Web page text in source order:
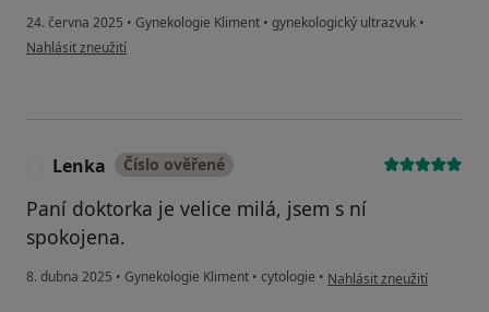
24. června 2025 • Gynekologie Kliment • gynekologický ultrazvuk •
podle názoru uživatele Váš účet byl odstraněn
Nahlásit zneužití
Lenka Číslo ověřené
Paní doktorka je velice milá, jsem s ní
spokojena.
8. dubna 2025 • Gynekologie Kliment • cytologie • podle názoru uživatele
Nahlásit zneužití